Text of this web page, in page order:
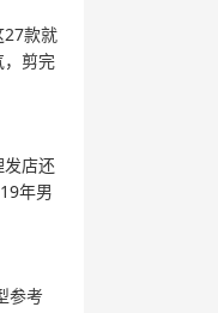
27款就
，剪完
店还
年男
参考